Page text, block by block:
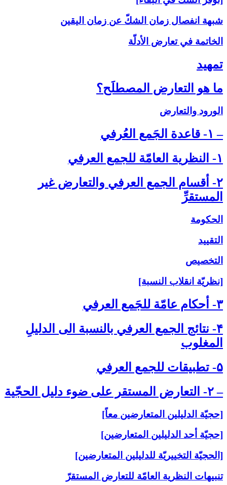
شبهة انفصال زمان الشكّ عن زمان اليقين
الخاتمة في تعارض الأدلّة
تمهيد
ما هو التعارض المصطلَح؟
الورود والتعارض
– ۱- قاعدة الجَمع العُرفي‏
۱- النظرية العامّة للجمع العرفي‏
۲- أقسام الجمع العرفي والتعارض غير
المستقرِّ
الحكومة
التقييد
التخصيص
[نظريّة انقلاب النسبة]
۳- أحكام عامّة للجَمع العرفي‏
۴- نتائج الجمع العرفي بالنسبة الى‏ الدليلِ
المغلوب‏
۵- تطبيقات للجمع العرفي‏
– ۲- التعارض المستقر على‏ ضوء دليل الحجّية
[حجيّة الدليلين المتعارضين معاً]
[حجيّة أحد الدليلين المتعارضين]
[الحجيّة التخييريّة للدليلين المتعارضين]
تنبيهات النظرية العامّة للتعارض المستقرّ